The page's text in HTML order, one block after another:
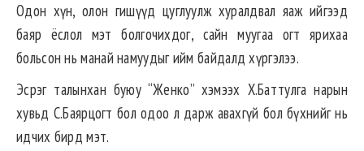
Одон хүн, олон гишүүд цуглуулж хуралдвал яаж ийгээд
баяр ёслол мэт болгочихдог, сайн муугаа огт ярихаа
больсон нь манай намуудыг ийм байдалд хүргэлээ.
Эсрэг талынхан буюу “Женко” хэмээх Х.Баттулга нарын
хувьд С.Баярцогт бол одоо л дарж авахгүй бол бүхнийг нь
идчих бирд мэт.